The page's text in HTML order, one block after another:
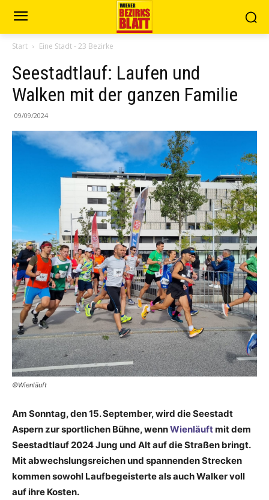
Start Eine Stadt - 23 Bezirke
Seestadtlauf: Laufen und
Walken mit der ganzen Familie
09/09/2024
©Wienläuft
Am Sonntag, den 15. September, wird die Seestadt
Aspern zur sportlichen Bühne, wennWienläuftmit dem
Seestadtlauf 2024 Jung und Alt auf die Straßen bringt.
Mit abwechslungsreichen und spannenden Strecken
kommen sowohl Laufbegeisterte als auch Walker voll
auf ihre Kosten.